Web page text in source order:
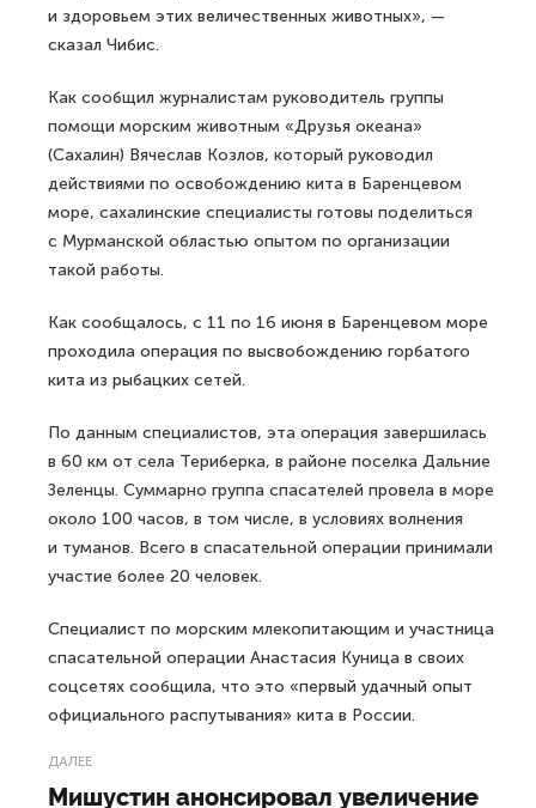
и здоровьем этих величественных животных», —
сказал Чибис.
Как сообщил журналистам руководитель группы
помощи морским животным «Друзья океана»
(Сахалин) Вячеслав Козлов, который руководил
действиями по освобождению кита в Баренцевом
море, сахалинские специалисты готовы поделиться
с Мурманской областью опытом по организации
такой работы.
Как сообщалось, с 11 по 16 июня в Баренцевом море
проходила операция по высвобождению горбатого
кита из рыбацких сетей.
По данным специалистов, эта операция завершилась
в 60 км от села Териберка, в районе поселка Дальние
Зеленцы. Суммарно группа спасателей провела в море
около 100 часов, в том числе, в условиях волнения
и туманов. Всего в спасательной операции принимали
участие более 20 человек.
Специалист по морским млекопитающим и участница
спасательной операции Анастасия Куница в своих
соцсетях сообщила, что это «первый удачный опыт
официального распутывания» кита в России.
ДАЛЕЕ
Мишустин анонсировал увеличение